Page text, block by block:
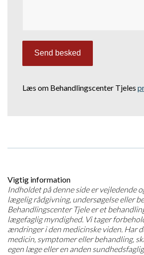
Læs om Behandlingscenter Tjeles
Vigtig information
Indholdet på denne side er vejledende
lægelig rådgivning, undersøgelse eller
Behandlingscenter Tjele er et
lægefaglig myndighed. Vi tager
ændringer i den medicinske viden. Har
medicin, symptomer eller behandling,
egen læge eller en anden